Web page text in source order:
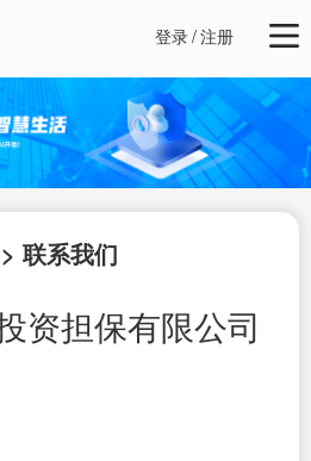
登录/注册
联系我们
资担保有限公司